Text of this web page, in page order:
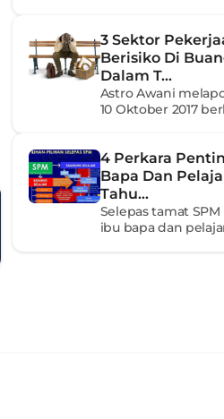
3 Sektor
Berisiko Di
Dalam T...
Astro Awani
10 Oktober 2017
4 Perkara
Bapa Dan
Tahu...
Selepas tamat
ibu bapa dan